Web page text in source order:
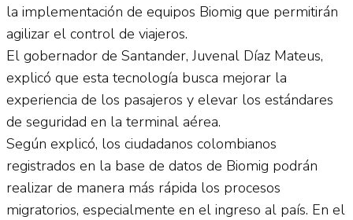
la implementación de equipos Biomig que permitirán
agilizar el control de viajeros.
El gobernador de Santander, Juvenal Díaz Mateus,
explicó que esta tecnología busca mejorar la
experiencia de los pasajeros y elevar los estándares
de seguridad en la terminal aérea.
Según explicó, los ciudadanos colombianos
registrados en la base de datos de Biomig podrán
realizar de manera más rápida los procesos
migratorios, especialmente en el ingreso al país. En el